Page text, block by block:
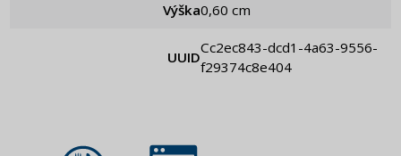
Výška 0,60 cm
UUID
cc2ec843-dcd1-4a63-9556-
f29374c8e404